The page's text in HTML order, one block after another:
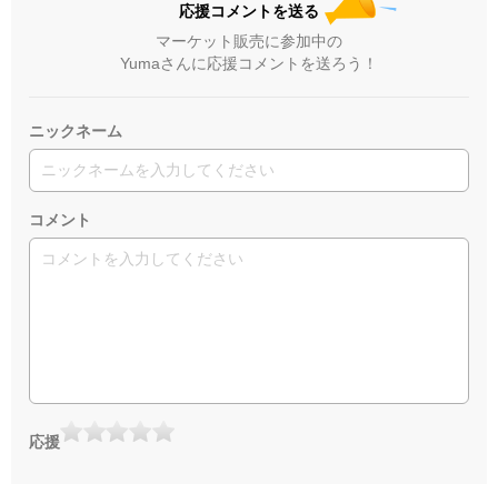
応援コメントを送る
マーケット販売に参加中の
Yumaさんに応援コメントを送ろう！
ニックネーム
コメント
応援